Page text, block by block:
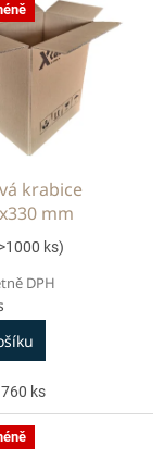
krabice
mm
ks)
DPH
ks